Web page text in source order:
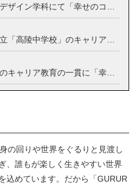
の回りや世界をぐるりと見渡し
、誰もが楽しく生きやすい世界
込めています。だから「GURUR